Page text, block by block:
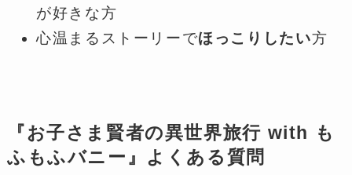
が好きな方
心温まるストーリーでほっこりしたい方
『お子さま賢者の異世界旅行 with も
ふもふバニー』よくある質問